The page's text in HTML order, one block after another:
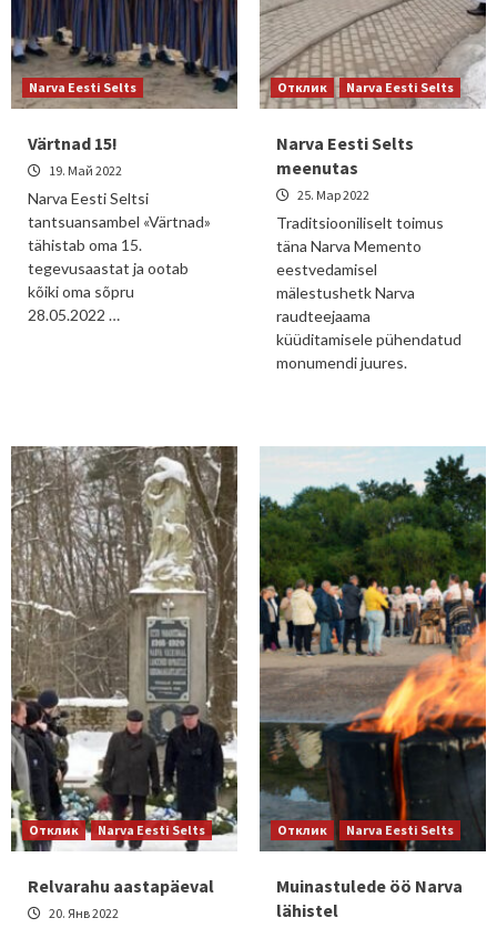
Narva Eesti Selts
Värtnad 15!
19. Май 2022
Narva Eesti Seltsi
tantsuansambel «Värtnad»
tähistab oma 15.
tegevusaastat ja ootab
kõiki oma sõpru
28.05.2022 …
Отклик Narva Eesti Selts
Narva Eesti Selts
meenutas
25. Мар 2022
Traditsiooniliselt toimus
täna Narva Memento
eestvedamisel
mälestushetk Narva
raudteejaama
küüditamisele pühendatud
monumendi juures.
Отклик Narva Eesti Selts
Relvarahu aastapäeval
20. Янв 2022
Отклик Narva Eesti Selts
Muinastulede öö Narva
lähistel